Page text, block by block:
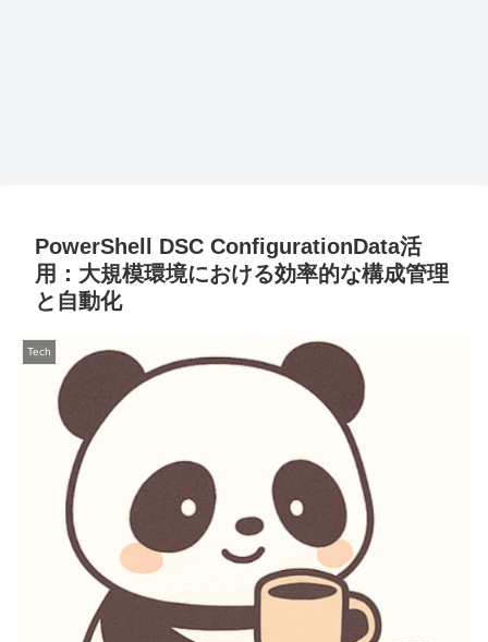
PowerShell DSC ConfigurationData活
用：大規模環境における効率的な構成管理
と自動化
Tech